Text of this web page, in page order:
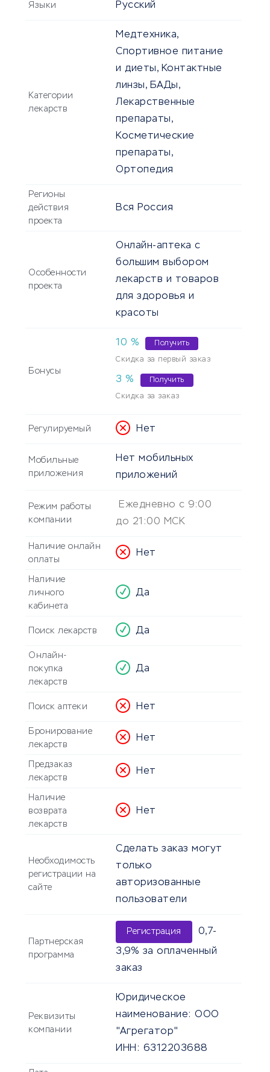
Языки Русский
Категории
лекарств
Медтехника,
Спортивное питание
и диеты, Контактные
линзы, БАДы,
Лекарственные
препараты,
Косметические
препараты,
Ортопедия
Регионы
действия
проекта
Вся Россия
Особенности
проекта
Онлайн-аптека с
большим выбором
лекарств и товаров
для здоровья и
красоты
Бонусы
10 % Получить
Скидка за первый заказ
3 % Получить
Скидка за заказ
Регулируемый Нет
Мобильные
приложения
Нет мобильных
приложений
Режим работы
компании
Ежедневно с 9:00
до 21:00 МСК
Наличие онлайн
оплаты
Нет
Наличие
личного
кабинета
Да
Поиск лекарств Да
Онлайн-
покупка
лекарств
Да
Поиск аптеки Нет
Бронирование
лекарств
Нет
Предзаказ
лекарств
Нет
Наличие
возврата
лекарств
Нет
Необходимость
регистрации на
сайте
Сделать заказ могут
только
авторизованные
пользователи
Партнерская
программа
Регистрация 0,7-
3,9% за оплаченный
заказ
Реквизиты
компании
Юридическое
наименование: ООО
"Агрегатор"
ИНН: 6312203688